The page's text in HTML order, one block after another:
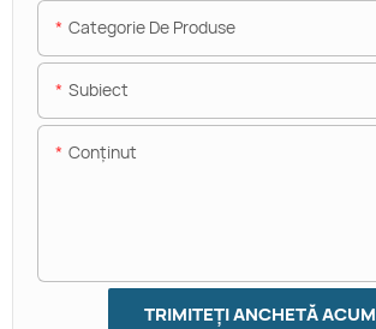
Categorie De Produse
Subiect
Conţinut
TRIMITEȚI ANCHETĂ ACUM